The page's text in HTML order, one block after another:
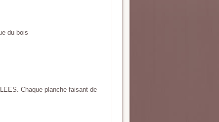
du bois
Chaque planche faisant de